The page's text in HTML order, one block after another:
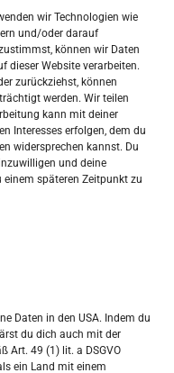
wir Technologien wie
und/oder darauf
können wir Daten
dieser Website verarbeiten.
zurückziehst, können
werden. Wir teilen
kann mit deiner
Interesses erfolgen, dem du
widersprechen kannst. Du
und deine
späteren Zeitpunkt zu
Daten in den USA. Indem du
du dich auch mit der
Art. 49 (1) lit. a DSGVO
ein Land mit einem
F S S
1